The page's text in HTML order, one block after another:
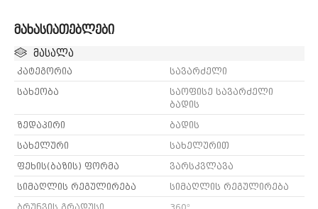
მახასიათებლები
მასალა
კატეგორია
სავარძელი
სახეობა
საოფისე სავარძელი
ბადის
ზედაპირი
ბადის
სახელური
სახელურით
ფეხის(ბაზის) ფორმა
ვარსკვლავა
სიმაღლის რეგულირება
სიმაღლის რეგულირება